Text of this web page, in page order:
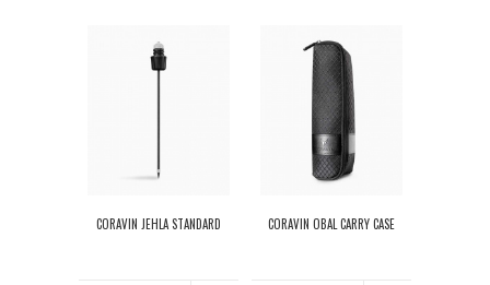
CORAVIN JEHLA STANDARD CORAVIN OBAL CARRY CASE